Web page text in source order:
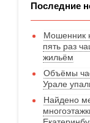
Последние
Мошенник
пять раз
жильём
Объёмы
Урале
Найдено